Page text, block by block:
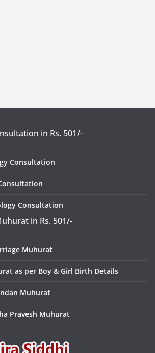
in Rs. 501/-
Consultation
Consultation
in Rs. 501/-
Muhurat
as per Boy & Girl Birth Details
Muhurat
Pravesh Muhurat